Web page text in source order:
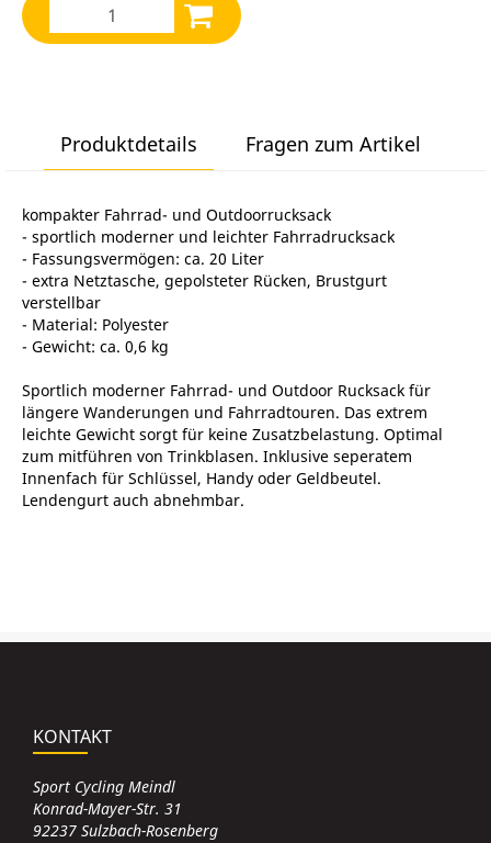
Produktdetails Fragen zum Artikel
kompakter Fahrrad- und Outdoorrucksack
- sportlich moderner und leichter Fahrradrucksack
- Fassungsvermögen: ca. 20 Liter
- extra Netztasche, gepolsteter Rücken, Brustgurt
verstellbar
- Material: Polyester
- Gewicht: ca. 0,6 kg
Sportlich moderner Fahrrad- und Outdoor Rucksack für
längere Wanderungen und Fahrradtouren. Das extrem
leichte Gewicht sorgt für keine Zusatzbelastung. Optimal
zum mitführen von Trinkblasen. Inklusive seperatem
Innenfach für Schlüssel, Handy oder Geldbeutel.
Lendengurt auch abnehmbar.
KONTAKT
Sport Cycling Meindl
Konrad-Mayer-Str. 31
92237 Sulzbach-Rosenberg